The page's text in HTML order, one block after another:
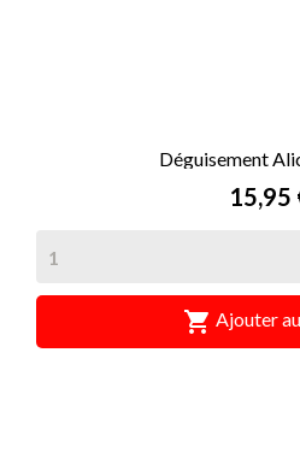
Déguisement
Prix
15,95
 Ajouter